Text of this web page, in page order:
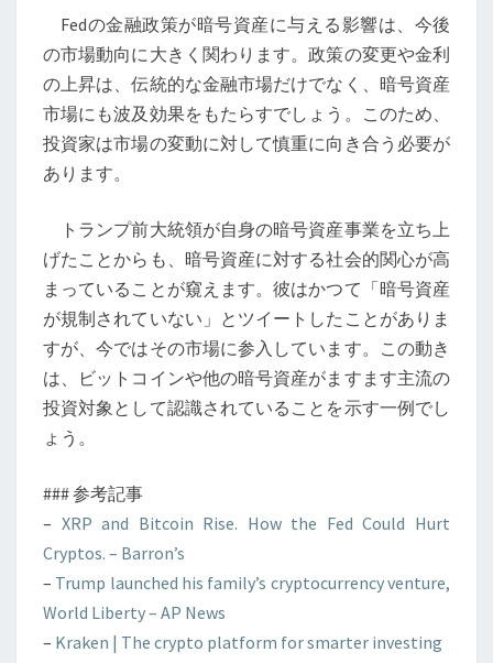
及
ぼ
す
影
Fedの金融政策が暗号資産に与える影響は、今後
の市場動向に大きく関わります。政策の変更や金利
の上昇は、伝統的な金融市場だけでなく、暗号資産
市場にも波及効果をもたらすでしょう。このため、
投資家は市場の変動に対して慎重に向き合う必要が
あります。
トランプ前大統領が自身の暗号資産事業を立ち上
げたことからも、暗号資産に対する社会的関心が高
まっていることが窺えます。彼はかつて「暗号資産
が規制されていない」とツイートしたことがありま
すが、今ではその市場に参入しています。この動き
は、ビットコインや他の暗号資産がますます主流の
投資対象として認識されていることを示す一例でし
ょう。
### 参考記事
– XRP and Bitcoin Rise. How the Fed Could Hurt
Cryptos. – Barron’s
– Trump launched his family’s cryptocurrency venture,
World Liberty – AP News
– Kraken | The crypto platform for smarter investing